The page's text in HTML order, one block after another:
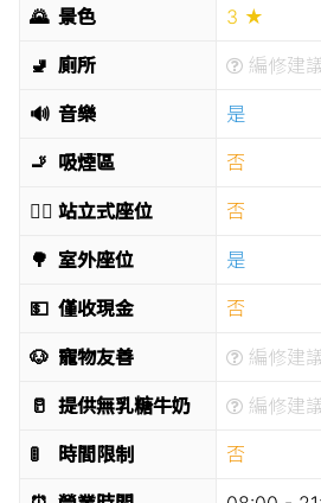
🌄 景色 3 ★
🚽 廁所 編修建
🔊 音樂 是
🚬 吸煙區 否
🧍‍♂️ 站立式座位 否
🌳 室外座位 是
💵 僅收現金 否
🐶 寵物友善 編修建
🥛 提供無乳糖牛奶 編修建
🚦 時間限制 否